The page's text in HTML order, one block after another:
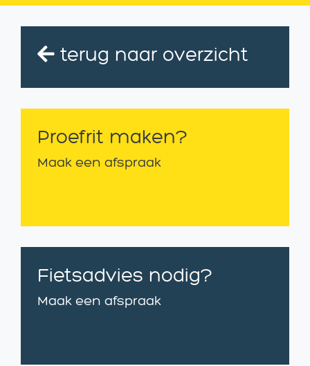
terug naar overzicht
Proefrit maken?
Maak een afspraak
Fietsadvies nodig?
Maak een afspraak